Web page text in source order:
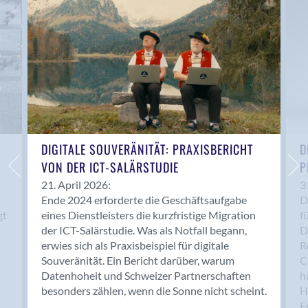
Anwil
Appenzell
Au SG
Baar
Baden
Balsthal
Balzers
Basel
Bassersdorf
Belp
Bendern
Benken (SG)
Bergdietikon
Berlin
Bern
Bern - Liebefeld
DIGITALE SOUVERÄNITÄT: PRAXISBERICHT
VON DER ICT-SALÄRSTUDIE
21. April 2026:
Ende 2024 erforderte die Geschäftsaufgabe
eines Dienstleisters die kurzfristige Migration
der ICT-Salärstudie. Was als Notfall begann,
erwies sich als Praxisbeispiel für digitale
Souveränität. Ein Bericht darüber, warum
Datenhoheit und Schweizer Partnerschaften
besonders zählen, wenn die Sonne nicht scheint.